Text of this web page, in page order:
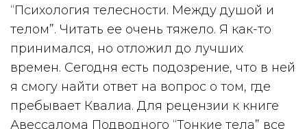
“Психология телесности. Между душой и
телом”. Читать ее очень тяжело. Я как-то
принимался, но отложил до лучших
времен. Сегодня есть подозрение, что в ней
я смогу найти ответ на вопрос о том, где
пребывает Квалиа. Для рецензии к книге
Авессалома Подводного “Тонкие тела” все